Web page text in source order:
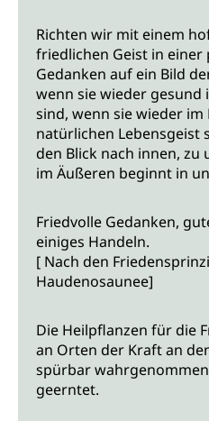
Richten wir mit einem
friedlichen Geist in einer
Gedanken auf ein Bild
wenn sie wieder gesund
sind, wenn sie wieder
natürlichen Lebensgeist
den Blick nach innen, zu
im Äußeren beginnt in
Friedvolle Gedanken,
einiges Handeln.
[ Nach den
Haudenosaunee]
Die Heilpflanzen für die
an Orten der Kraft an
spürbar
geerntet.